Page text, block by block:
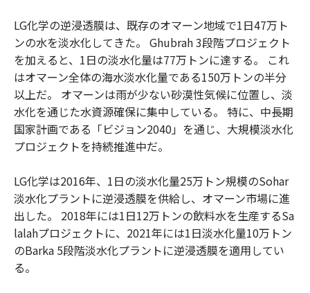
LG化学の逆浸透膜は、既存のオマーン地域で1日47万ト
ンの水を淡水化してきた。 Ghubrah 3段階プロジェクト
を加えると、1日の淡水化量は77万トンに達する。 これ
はオマーン全体の海水淡水化量である150万トンの半分
以上だ。 オマーンは雨が少ない砂漠性気候に位置し、淡
水化を通じた水資源確保に集中している。 特に、中長期
国家計画である「ビジョン2040」を通じ、大規模淡水化
プロジェクトを持続推進中だ。
LG化学は2016年、1日の淡水化量25万トン規模のSohar
淡水化プラントに逆浸透膜を供給し、オマーン市場に進
出した。 2018年には1日12万トンの飲料水を生産するSa
lalahプロジェクトに、2021年には1日淡水化量10万トン
のBarka 5段階淡水化プラントに逆浸透膜を適用してい
る。